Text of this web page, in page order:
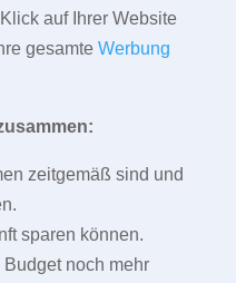
auf Ihrer Website
gesamte Werbung
zeitgemäß sind und
sparen können.
noch mehr